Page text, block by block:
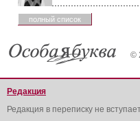
полный список
©
Редакция
Редакция в переписку не